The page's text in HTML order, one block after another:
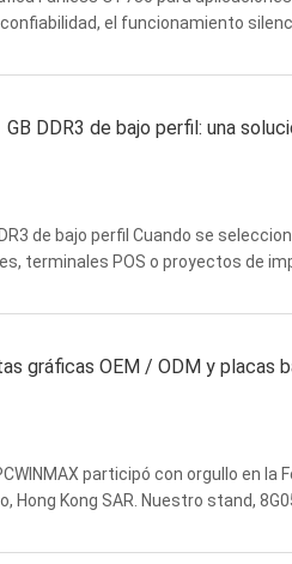
el funcionamiento
DDR3 de bajo perfil: una
de bajo perfil Cuando se
terminales POS o proyectos de
gráficas OEM / ODM y placas
participó con orgullo en la
Hong Kong SAR. Nuestro stand,